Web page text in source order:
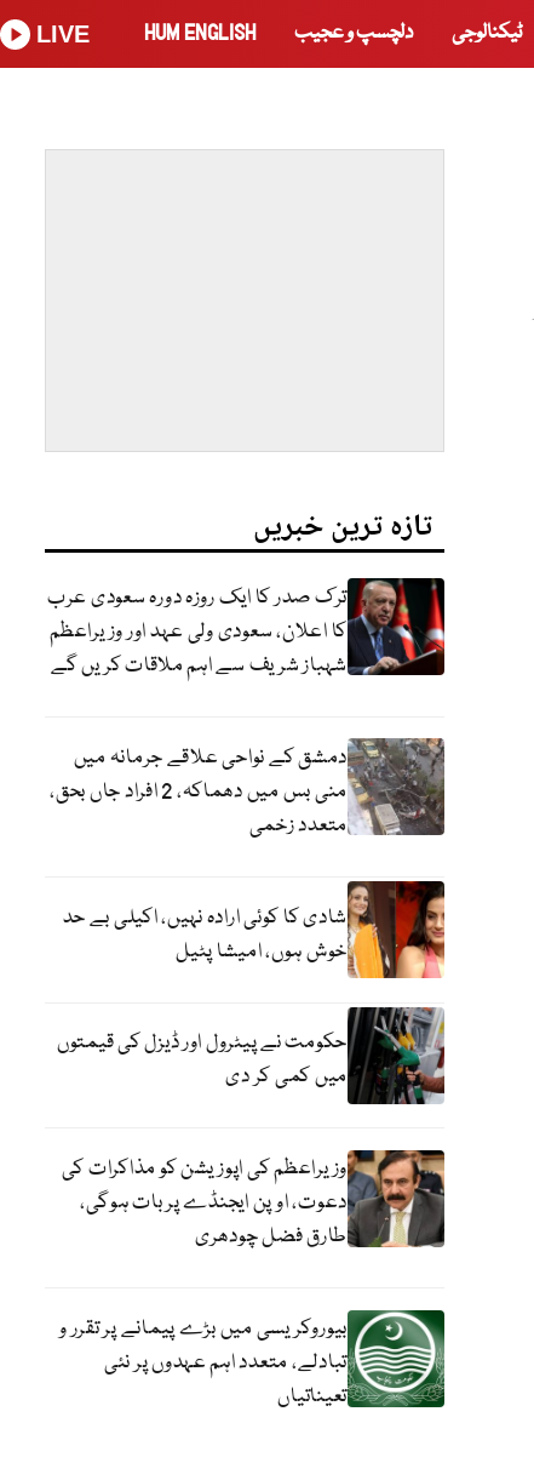
ٹیکنالوجی دلچسپ و عجیب HUM ENGLISH
LIVE
تازہ ترین خبریں
ترک صدر کا ایک روزہ دورہ سعودی عرب
کا اعلان، سعودی ولی عہد اور وزیراعظم
شہباز شریف سے اہم ملاقات کریں گے
دمشق کے نواحی علاقے جرمانہ میں
منی بس میں دھماکہ، 2 افراد جاں بحق،
متعدد زخمی
شادی کا کوئی ارادہ نہیں، اکیلی بے حد
خوش ہوں، امیشا پٹیل
حکومت نے پیٹرول اور ڈیزل کی قیمتوں
میں کمی کر دی
وزیراعظم کی اپوزیشن کو مذاکرات کی
دعوت، اوپن ایجنڈے پر بات ہوگی،
طارق فضل چودھری
بیوروکریسی میں بڑے پیمانے پر تقرر و
تبادلے، متعدد اہم عہدوں پر نئی
تعیناتیاں